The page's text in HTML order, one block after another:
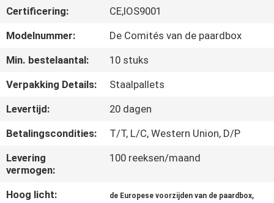
KWALITEITSCONTROLE
CONTACTEER
ONS
VERZOEK
EEN
CITAAT
Certificering:
CE,IOS9001
Modelnummer:
De Comités van de paardbox
Min. bestelaantal:
10 stuks
Verpakking Details:
Staalpallets
Levertijd:
20 dagen
Betalingscondities:
T/T, L/C, Western Union, D/P
Levering
vermogen:
100 reeksen/maand
Hoog licht: de Europese voorzijden van de paardbox,